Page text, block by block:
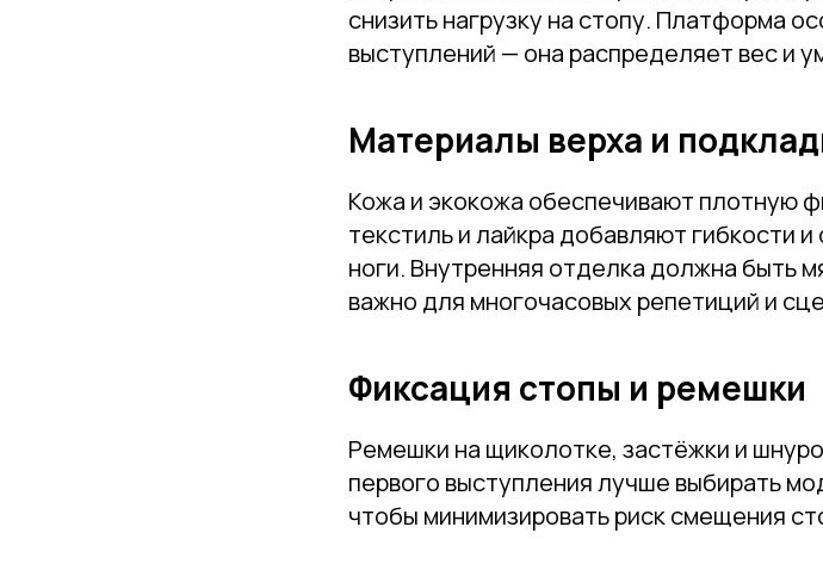
Нажимая на кнопку, вы даете
персональных данных
снизить нагрузку на стопу. Платформа
выступлений — она распределяет вес и
Материалы верха и
Кожа и экокожа обеспечивают плотную
текстиль и лайкра добавляют гибкости
ноги. Внутренняя отделка должна быть
важно для многочасовых репетиций и
Фиксация стопы и ремешки
Ремешки на щиколотке, застёжки и
первого выступления лучше выбирать
чтобы минимизировать риск смещения